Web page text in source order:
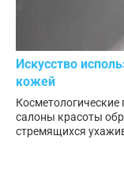
Искусство
кожей
Косметологические
салоны красоты
стремящихся